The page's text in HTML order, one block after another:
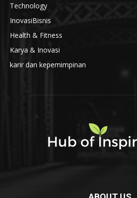
Technology
InovasiBisnis
Health & Fitness
Karya & Inovasi
karir dan kepemimpinan